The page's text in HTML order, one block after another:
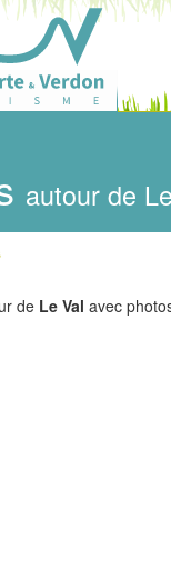
autour de
de Le Val avec